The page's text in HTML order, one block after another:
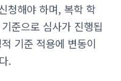
청해야 하며, 복학 학
준으로 심사가 진행됩
기준 적용에 변동이
.